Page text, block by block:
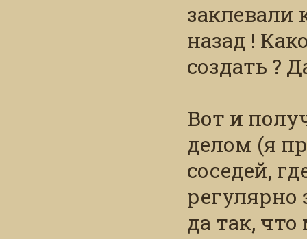
заклевали
назад !
создать ?
Вот и
делом (я
соседей,
да так,